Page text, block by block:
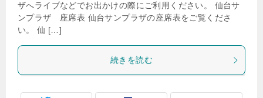
ザへライブなどでお出かけの際にご利用ください。 仙台サ
ンプラザ 座席表 仙台サンプラザの座席表をご覧くださ
い。 仙 […]
続きを読む